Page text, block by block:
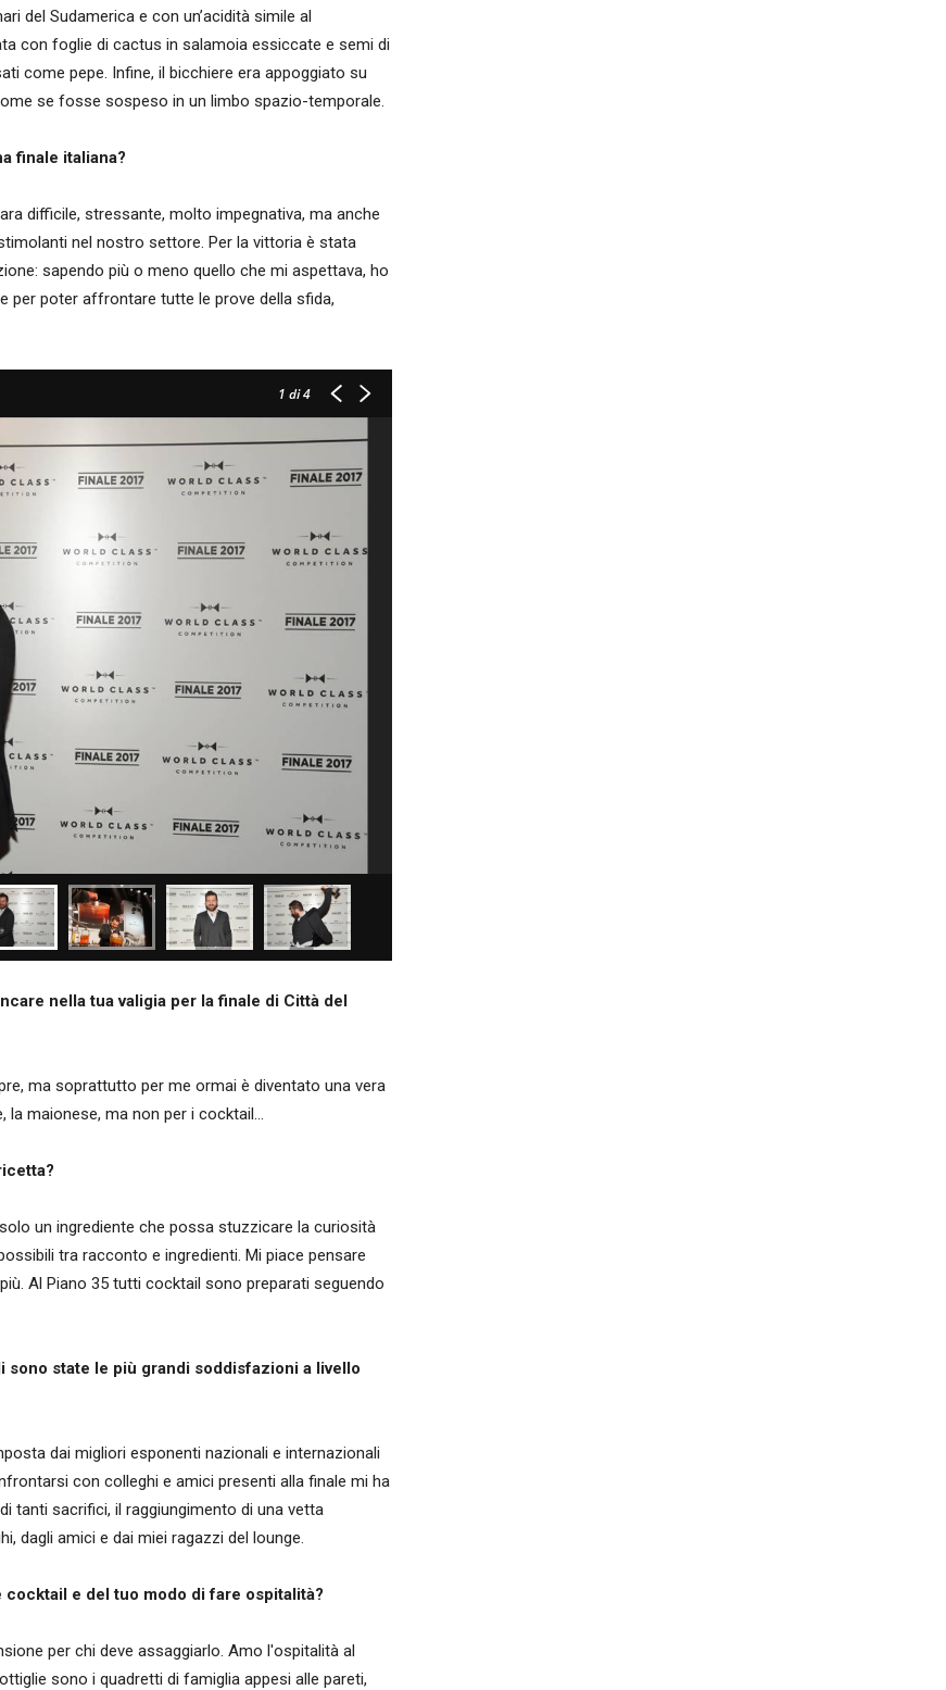
del Sudamerica e con un’acidità simile al
con foglie di cactus in salamoia essiccate e semi di
come pepe. Infine, il bicchiere era appoggiato su
se fosse sospeso in un limbo spazio-temporale.
finale italiana?
difficile, stressante, molto impegnativa, ma anche
nel nostro settore. Per la vittoria è stata
sapendo più o meno quello che mi aspettava, ho
per poter affrontare tutte le prove della sfida,
1 di 4
nella tua valigia per la finale di Città del
ma soprattutto per me ormai è diventato una vera
la maionese, ma non per i cocktail...
un ingrediente che possa stuzzicare la curiosità
tra racconto e ingredienti. Mi piace pensare
Al Piano 35 tutti cocktail sono preparati seguendo
state le più grandi soddisfazioni a livello
dai migliori esponenti nazionali e internazionali
con colleghi e amici presenti alla finale mi ha
tanti sacrifici, il raggiungimento di una vetta
dagli amici e dai miei ragazzi del lounge.
e del tuo modo di fare ospitalità?
per chi deve assaggiarlo. Amo l'ospitalità al
sono i quadretti di famiglia appesi alle pareti,